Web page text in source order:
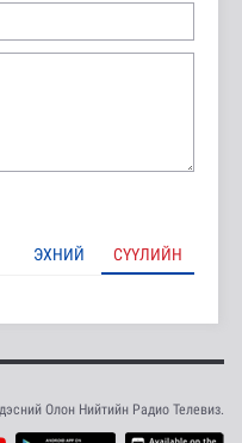
ЭХНИЙ СҮҮЛИЙН
Олон Нийтийн Радио Телевиз.